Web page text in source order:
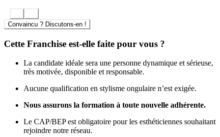
Convaincu ? Discutons-en !
Cette Franchise est-elle faite pour vous ?
La candidate idéale sera une personne dynamique et sérieuse,
très motivée, disponible et responsable.
Aucune qualification en stylisme ongulaire n’est exigée.
Nous assurons la formation à toute nouvelle adhérente.
Le CAP/BEP est obligatoire pour les esthéticiennes souhaitant
rejoindre notre réseau.